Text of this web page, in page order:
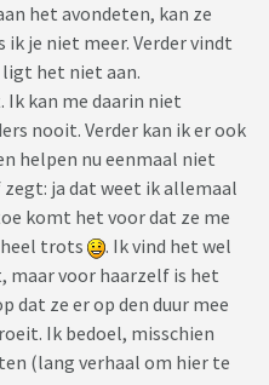
het avondeten, kan ze
ik je niet meer. Verder vindt
het niet aan.
Ik kan me daarin niet
nooit. Verder kan ik er ook
helpen nu eenmaal niet
ja dat weet ik allemaal
komt het voor dat ze me
trots
. Ik vind het wel
maar voor haarzelf is het
dat ze er op den duur mee
Ik bedoel, misschien
(lang verhaal om hier te